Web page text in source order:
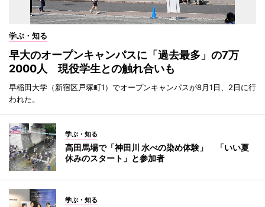
学ぶ・知る
早大のオープンキャンパスに「過去最多」の7万
2000人 現役学生との触れ合いも
早稲田大学（新宿区戸塚町1）でオープンキャンパスが8月1日、2日に行
われた。
学ぶ・知る
高田馬場で「神田川 水べの染め体験」 「いい夏
休みのスタート」と参加者
学ぶ・知る